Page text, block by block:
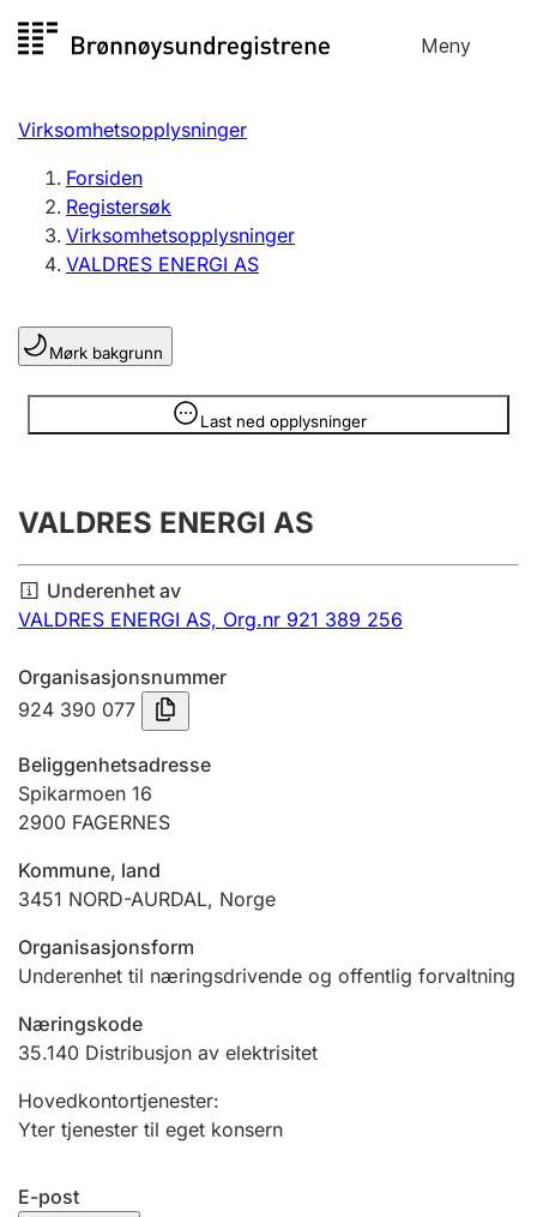
til
Meny
Registersøk
Aksjeselskap
Enkeltpersonforetak
Registrere, endre, slette
Lag og forening
Registrere, endre, slette
Årsregnskap
Innsending og forsinkelsesgebyr
Tinglysing
Jeger
Betaling og jegeravgiftskort
Ektepaktveileder
Andre tema
Virksomhetsopplysninger
Forsiden
Registersøk
Virksomhetsopplysninger
VALDRES ENERGI AS
Mørk bakgrunn
Last ned opplysninger
Opplysninger er skjult
VALDRES ENERGI AS
Underenhet av
VALDRES ENERGI AS, Org.nr 921 389 256
Organisasjonsnummer
924 390 077
Beliggenhetsadresse
Spikarmoen 16
2900 FAGERNES
Kommune, land
3451 NORD-AURDAL, Norge
Organisasjonsform
Underenhet til næringsdrivende og offentlig forvaltning
Næringskode
35.140 Distribusjon av elektrisitet
Hovedkontortjenester:
Yter tjenester til eget konsern
E-post